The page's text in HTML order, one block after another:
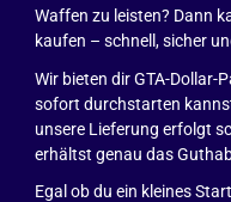
Waffen zu leisten? Dann
kaufen – schnell, sicher
Wir bieten dir GTA-Dollar-
sofort durchstarten
unsere Lieferung erfolgt
erhältst genau das
Egal ob du ein kleines